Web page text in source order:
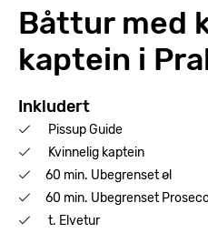
Båttur med
kaptein i
Inkludert
Pissup Guide
Kvinnelig kaptein
60 min. Ubegrenset øl
60 min. Ubegrenset
t. Elvetur